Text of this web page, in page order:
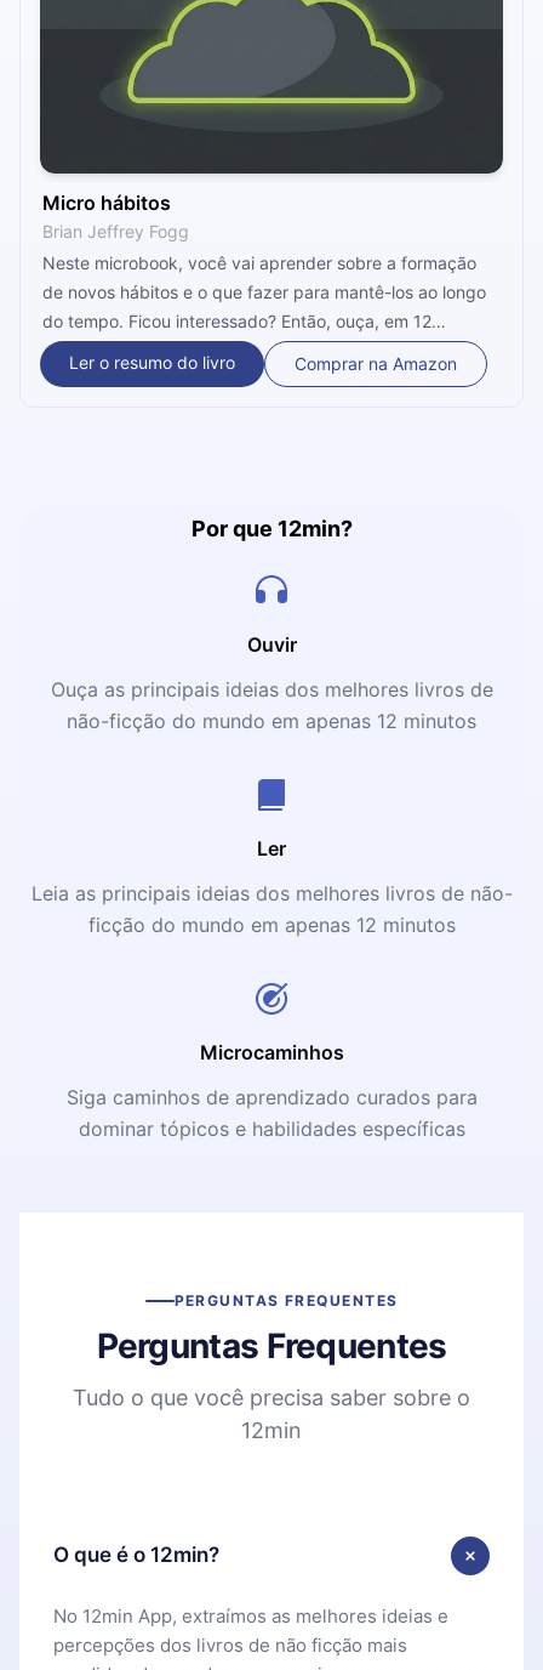
Micro hábitos
Brian Jeffrey Fogg
Neste microbook, você vai aprender sobre a formação
de novos hábitos e o que fazer para mantê-los ao longo
do tempo. Ficou interessado? Então, ouça, em 12
minutos, como direcionar a sua atenção para as coisas
que você quer realmente fazer, independentemente das
Ler o resumo do livro Comprar na Amazon
Por que 12min?
Ouvir
Ouça as principais ideias dos melhores livros de
não-ficção do mundo em apenas 12 minutos
Ler
Leia as principais ideias dos melhores livros de não-
ficção do mundo em apenas 12 minutos
Microcaminhos
Siga caminhos de aprendizado curados para
dominar tópicos e habilidades específicas
PERGUNTAS FREQUENTES
Perguntas Frequentes
Tudo o que você precisa saber sobre o
12min
O que é o 12min?
No 12min App, extraímos as melhores ideias e
percepções dos livros de não ficção mais